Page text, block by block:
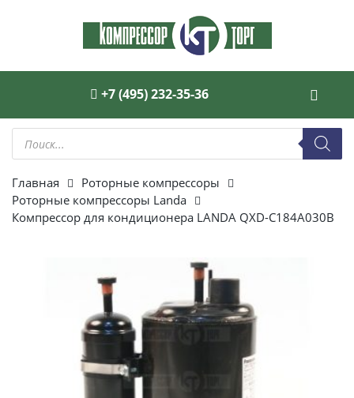
+7 (495) 232-35-36
Поиск
товаров
Главная
Роторные компрессоры
Роторные компрессоры Landa
Компрессор для кондиционера LANDA QXD-C184A030B